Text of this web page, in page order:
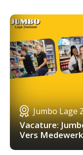
Jumbo Lage
Vacature:
Vers